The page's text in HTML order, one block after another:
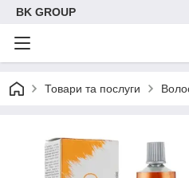
BK GROUP
Товари та послуги